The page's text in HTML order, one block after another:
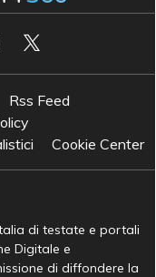
Rss Feed
Cookie Center
di testate e portali
Digitale e
di diffondere la